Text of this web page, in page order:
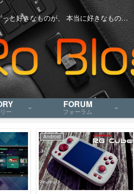
っと好きなものが、 本当に好きなもの…
ー
FORUM
フォーラム
Android